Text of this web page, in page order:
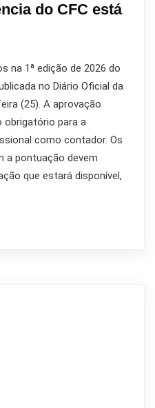
do CFC está
na 1ª edição de 2026 do
no Diário Oficial da
(25). A aprovação
obrigatório para a
como contador. Os
a pontuação devem
que estará disponível,